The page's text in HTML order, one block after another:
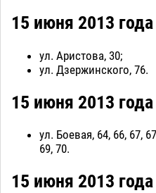
15 июня 2013
ул. Аристова, 30;
ул. Дзержинского, 76.
15 июня 2013
ул. Боевая, 64, 66, 67,
69, 70.
15 июня 2013